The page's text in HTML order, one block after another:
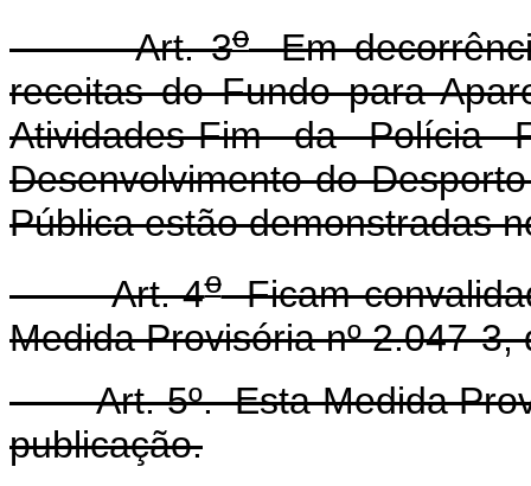
Art. 3oEm
receitas do Fundo para
Atividades-Fim da Polícia
Desenvolvimento do
Pública estão demonstradas
Art. 4oFicam
Medida Provisória nº 2.047-
Art. 5º. Esta Medida
publicação.